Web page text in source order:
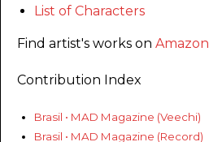
List of Characters
Find artist's works on Amazon
Contribution Index
Brasil • MAD Magazine (Veechi)
Brasil • MAD Magazine (Record)